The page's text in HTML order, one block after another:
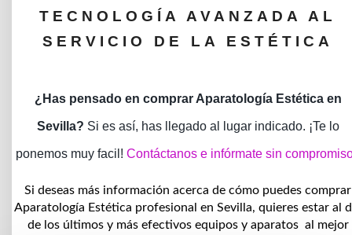
TECNOLOGÍA AVANZADA AL
SERVICIO DE LA ESTÉTICA
¿Has pensado en comprar Aparatología Estética en
Sevilla? Si es así, has llegado al lugar indicado. ¡Te lo
ponemos muy facil! Contáctanos e infórmate sin
Si deseas más información acerca de cómo puedes comprar
Aparatología Estética profesional en Sevilla, quieres estar al
de los últimos y más efectivos equipos y aparatos al mejor